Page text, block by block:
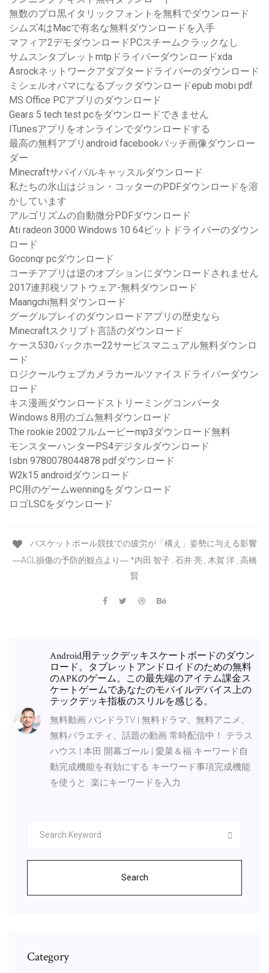
無数のプロ黒イタリックフォントを無料でダウンロード
シムズ4はMacで有名な無料ダウンロードを入手
マフィア2デモダウンロードPCスチームクラックなし
サムスンタブレットmtpドライバーダウンロードxda
Asrockネットワークアダプタードライバーのダウンロード
ミシェルオバマになるブックダウンロードepub mobi pdf
MS Office PCアプリのダウンロード
Gears 5 tech test pcをダウンロードできません
ITunesアプリをオンラインでダウンロードする
最高の無料アプリandroid facebookバッチ画像ダウンロー
ダー
Minecraftサバイバルキャッスルダウンロード
私たちの氷山はジョン・コッターのPDFダウンロードを溶
かしています
アルゴリズムの自動微分PDFダウンロード
Ati radeon 3000 Windows 10 64ビットドライバーのダウン
ロード
Goconqr pcダウンロード
コーチアプリは逆のオプションにダウンロードされません
2017連邦税ソフトウェア-無料ダウンロード
Maangchi無料ダウンロード
グーグルプレイのダウンロードアプリの歴史なら
Minecraftスクリプト言語のダウンロード
ケース530バックホー22サービスマニュアル無料ダウンロ
ード
ロジクールウェブカメラカールツァイスドライバーダウン
ロード
キス漫画ダウンロードストリーミングコンバータ
Windows 8用のゴム無料ダウンロード
The rookie 2002フルムービーmp3ダウンロード無料
モンスターハンターPS4デジタルダウンロード
Isbn 9780078044878 pdfダウンロード
W2k15 androidダウンロード
PC用のゲームwenningをダウンロード
ロゴLSCをダウンロード
バスケットボール競技での疲労が「構え」姿勢に与える影響
―ACL損傷の予防的観点より― *内田 智子 , 石井 亮 , 木賀 洋 , 高橋
賢
Android用テックデッキスケートボードのダウン
ロード。タブレットアンドロイドのための無料
のAPKのゲーム。この最先端のアイテム課金ス
ケートゲームであなたのモバイルデバイス上の
テックデッキ指板のスリルを感じる。
無料動画 パンドラTV | 無料ドラマ、無料アニメ、
無料バラエティ、話題の動画 常時配信中！ テラス
ハウス | 本田 開幕ゴール | 愛菜＆福 キーワード自
動完成機能を有効にする キーワード事項完成機能
を使うと. 楽にキーワードを入力
Search
Category